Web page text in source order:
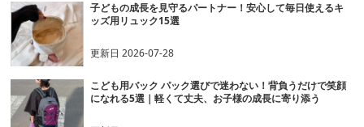
子どもの成長を見守るパートナー！安心して毎日使えるキ
ッズ用リュック15選
更新日2026-07-28
こども用バック パック選びで迷わない！背負うだけで笑顔
になれる5選｜軽くて丈夫、お子様の成長に寄り添う